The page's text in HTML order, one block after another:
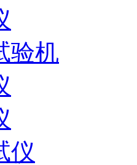
验机
仪